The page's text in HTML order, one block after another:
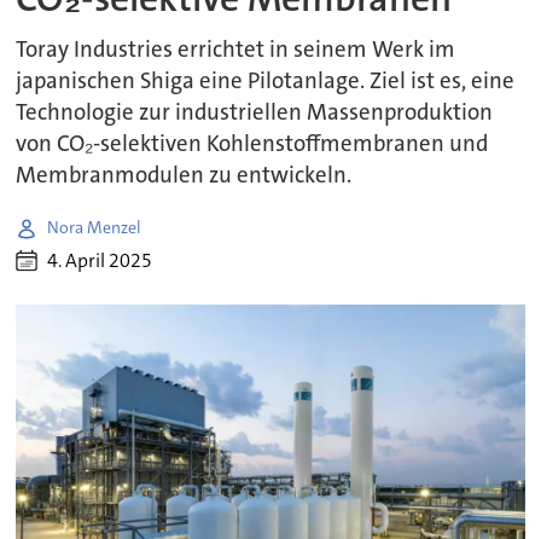
Toray Industries errichtet in seinem Werk im
japanischen Shiga eine Pilotanlage. Ziel ist es, eine
Technologie zur industriellen Massenproduktion
von CO₂-selektiven Kohlenstoffmembranen und
Membranmodulen zu entwickeln.
Nora Menzel
4. April 2025